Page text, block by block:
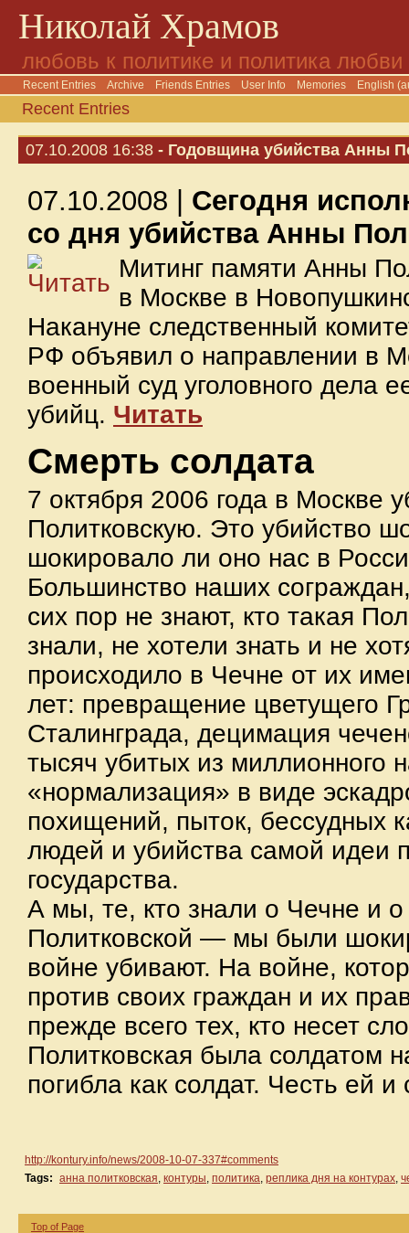
Николай Храмов
любовь к политике и политика любви
Recent Entries Archive Friends Entries User Info Memories English
Recent Entries
07.10.2008 16:38 - Годовщина убийства Анны
07.10.2008 | Сегодня
со дня убийства Анны
Митинг памяти Анны
в Москве в
Накануне следственный
РФ объявил о направлении в
военный суд уголовного дела
убийц. Читать
Смерть солдата
7 октября 2006 года в Москве
Политковскую. Это убийство
шокировало ли оно нас в
Большинство наших
сих пор не знают, кто такая
знали, не хотели знать и не
происходило в Чечне от их
лет: превращение цветущего
Сталинграда, децимация
тысяч убитых из миллионного
«нормализация» в виде
похищений, пыток, бессудных
людей и убийства самой идеи
государства.
А мы, те, кто знали о Чечне и о
Политковской — мы были
войне убивают. На войне,
против своих граждан и их
прежде всего тех, кто несет
Политковская была солдатом
погибла как солдат. Честь ей и
http://kontury.info/news/2008-10-07-337#comments
Tags: анна политковская, контуры, политика, реплика дня на контурах,
Top of Page